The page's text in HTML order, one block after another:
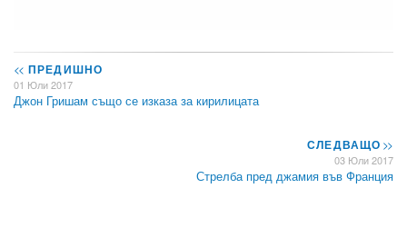
<< ПРЕДИШНО
01 Юли 2017
Джон Гришам също се изказа за кирилицата
СЛЕДВАЩО>>
03 Юли 2017
Стрелба пред джамия във Франция